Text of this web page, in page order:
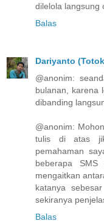
dilelola langsung
Balas
Dariyanto
@anonim:
bulanan, karena
dibanding
@anonim:
tulis di atas
pemahaman
beberapa
mengaitkan
katanya
sekiranya
Balas